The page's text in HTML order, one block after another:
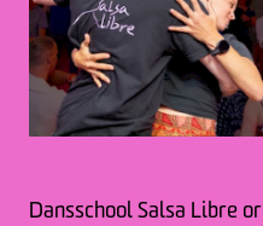
Dansschool Salsa Libre